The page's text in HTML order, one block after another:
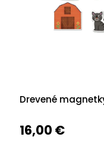
Drevené
16,00 €